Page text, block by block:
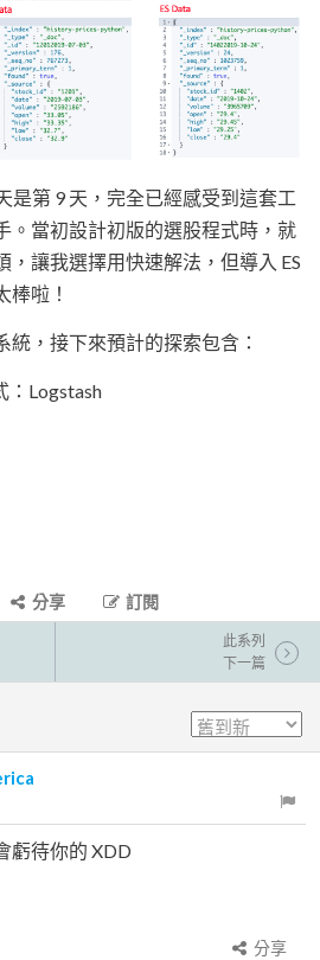
是第 9 天，完全已經感受到這套工
。當初設計初版的選股程式時，就
，讓我選擇用快速解法，但導入 ES
棒啦！
，接下來預計的探索包含：
：Logstash
分享 訂閱
此系列
下一篇
虧待你的 XDD
分享